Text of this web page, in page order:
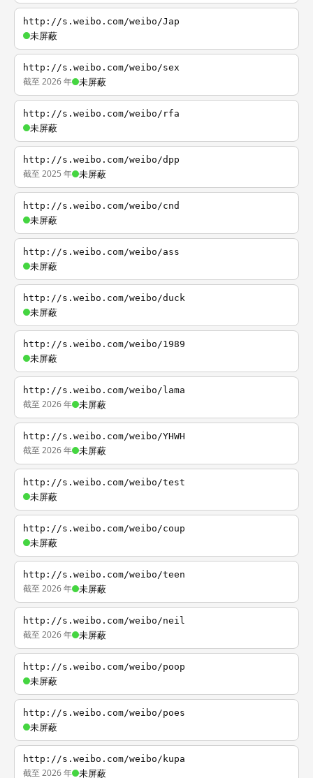
http://s.weibo.com/weibo/Jap
未屏蔽
http://s.weibo.com/weibo/sex
截至 2026 年 未屏蔽
http://s.weibo.com/weibo/rfa
未屏蔽
http://s.weibo.com/weibo/dpp
截至 2025 年 未屏蔽
http://s.weibo.com/weibo/cnd
未屏蔽
http://s.weibo.com/weibo/ass
未屏蔽
http://s.weibo.com/weibo/duck
未屏蔽
http://s.weibo.com/weibo/1989
未屏蔽
http://s.weibo.com/weibo/lama
截至 2026 年 未屏蔽
http://s.weibo.com/weibo/YHWH
截至 2026 年 未屏蔽
http://s.weibo.com/weibo/test
未屏蔽
http://s.weibo.com/weibo/coup
未屏蔽
http://s.weibo.com/weibo/teen
截至 2026 年 未屏蔽
http://s.weibo.com/weibo/neil
截至 2026 年 未屏蔽
http://s.weibo.com/weibo/poop
未屏蔽
http://s.weibo.com/weibo/poes
未屏蔽
http://s.weibo.com/weibo/kupa
截至 2026 年 未屏蔽